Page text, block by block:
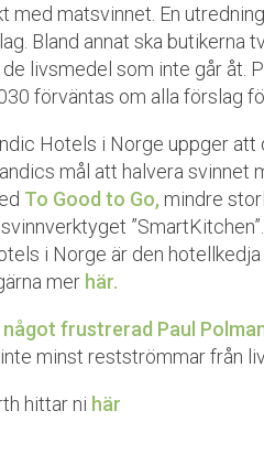
med matsvinnet. En
Bland annat ska butikerna
livsmedel som inte går åt.
förväntas om alla förslag
Hotels i Norge uppger att
mål att halvera svinnet
To Good to Go, mindre
i Norge är den
mer här.
frustrerad Paul
minst restströmmar från
hittar ni här